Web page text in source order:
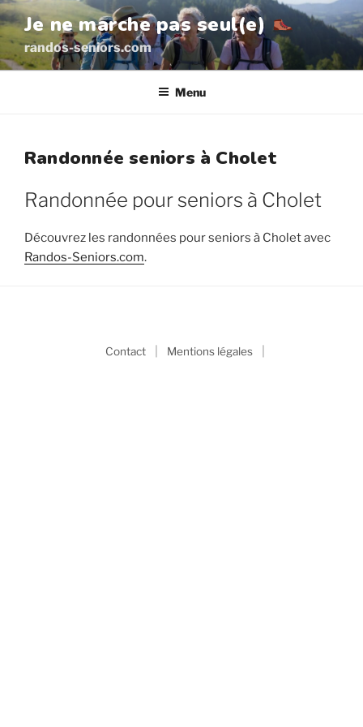
Aller
au
contenu
principal
Je ne marche pas seul(e)
randos-seniors.com
Menu
Randonnée seniors à Cholet
Randonnée pour seniors à Cholet
Découvrez les randonnées pour seniors à Cholet avec
Randos-Seniors.com.
Contact Mentions légales